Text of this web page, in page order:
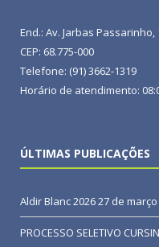
End.: Av. Jarbas
CEP: 68.775-000
Telefone: (91) 3662-1319
Horário de atendimento:
ÚLTIMAS PUBLICAÇÕES
Aldir Blanc 202627 de
PROCESSO SELETIVO